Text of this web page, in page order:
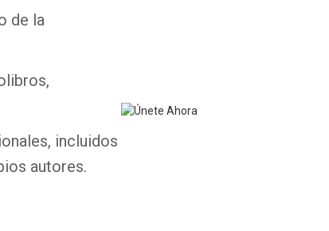
de la
incluidos
autores.